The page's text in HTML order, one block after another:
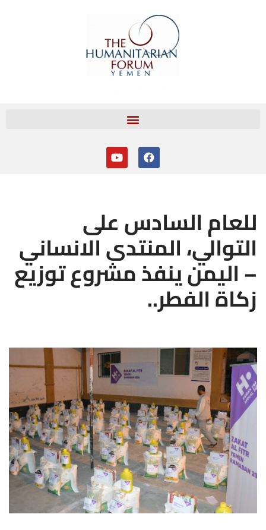
للعام السادس على
التوالي، المنتدى الانساني
– اليمن ينفذ مشروع توزيع
زكاة الفطر..